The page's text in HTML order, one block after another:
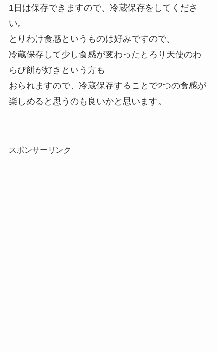
1日は保存できますので、冷蔵保存をしてくださ
い。
とりわけ食感というものは好みですので、
冷蔵保存して少し食感が変わったとろり天使のわ
らび餅が好きという方も
おられますので、冷蔵保存することで2つの食感が
楽しめると思うのも良いかと思います。
スポンサーリンク